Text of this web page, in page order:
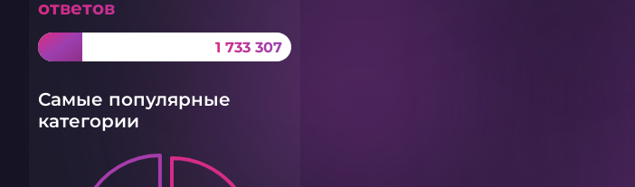
ответов
1 733 307
Самые популярные
категории